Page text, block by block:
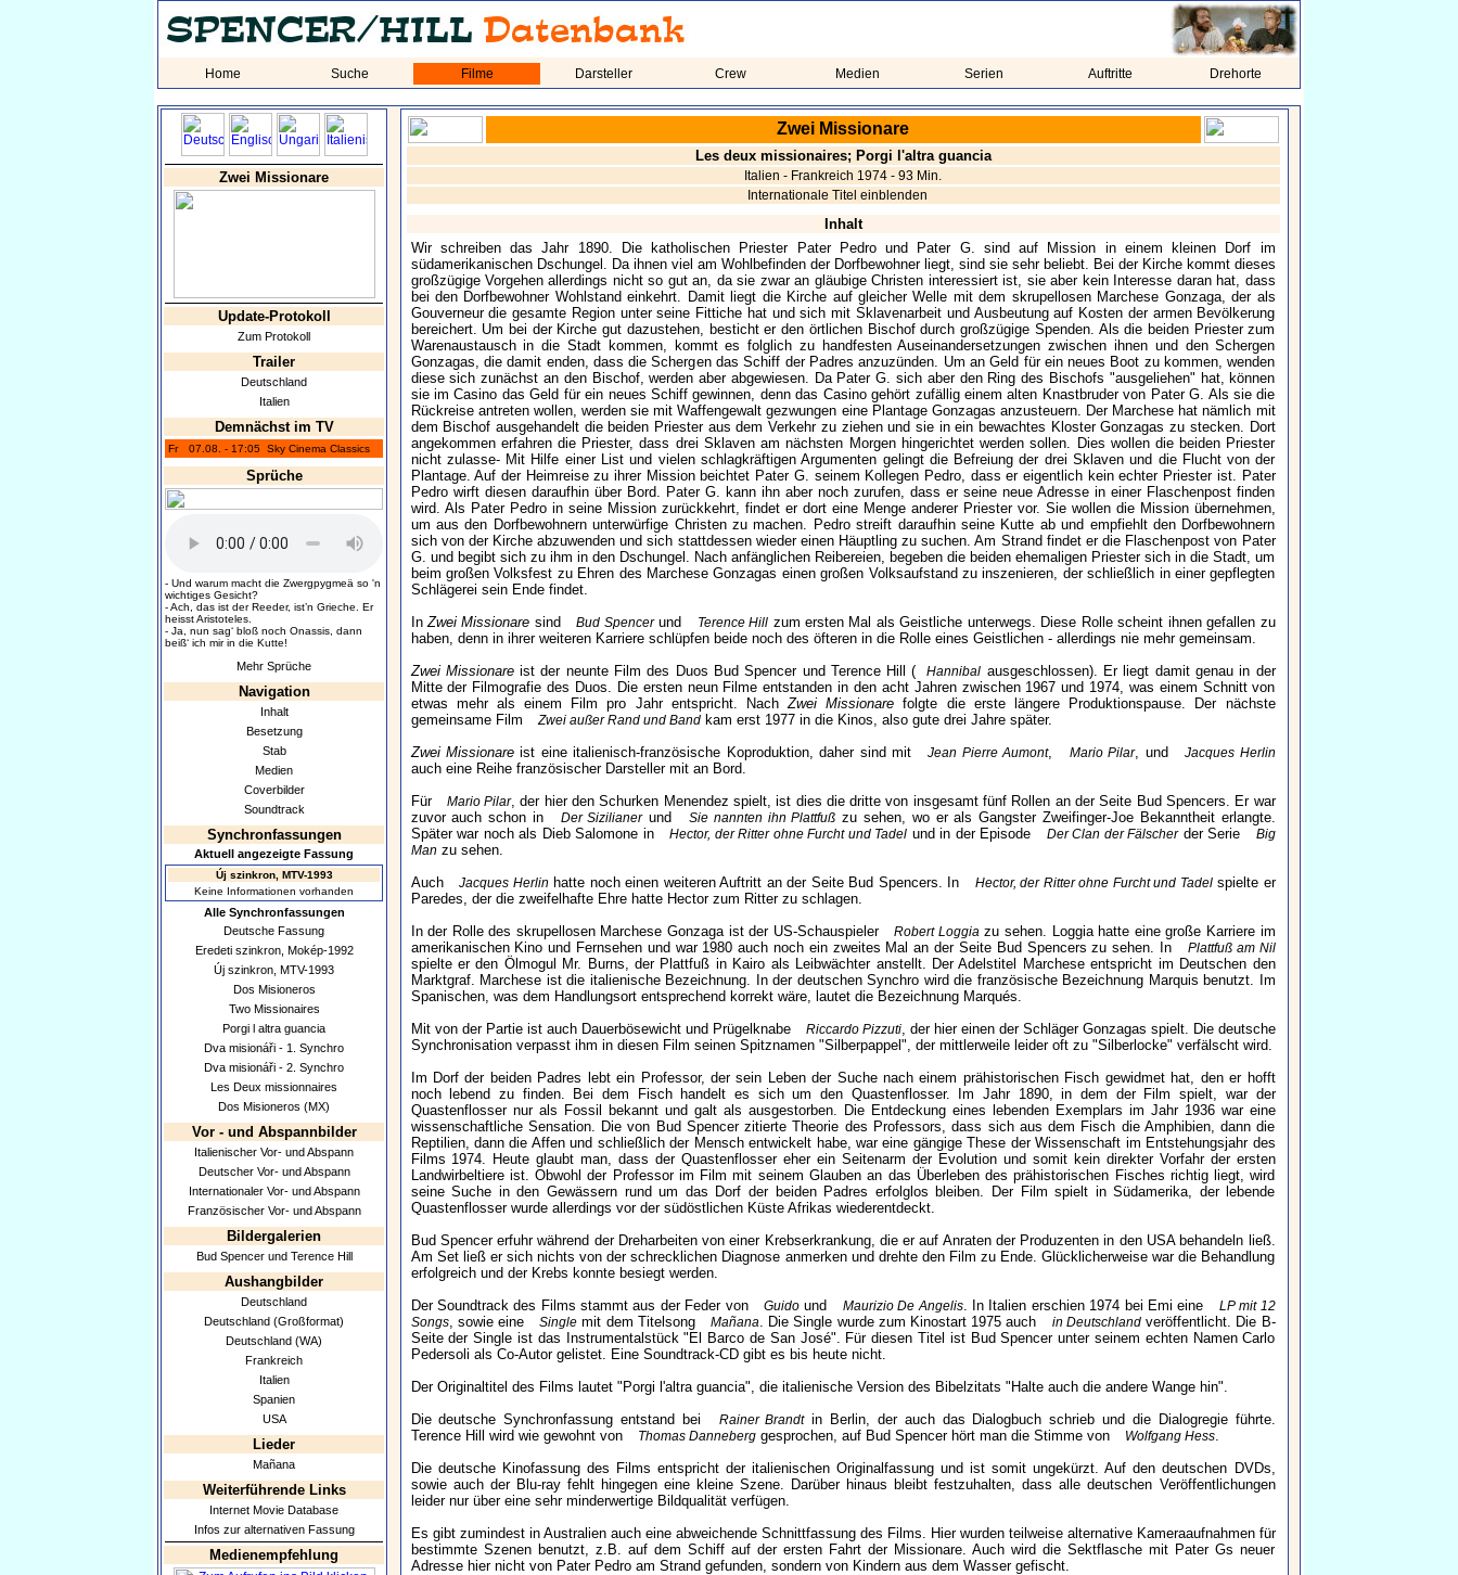
Home Suche Filme Darsteller Crew Medien Serien Auftritte Drehorte
Zwei Missionare
Update-Protokoll
Zum Protokoll
Trailer
Deutschland
Italien
Demnächst im TV
Fr 07.08. - 17:05 Sky Cinema Classics
Sprüche
- Und warum macht die Zwergpygmeä so 'n
wichtiges Gesicht?
- Ach, das ist der Reeder, ist’n Grieche. Er
heisst Aristoteles.
- Ja, nun sag‘ bloß noch Onassis, dann
beiß‘ ich mir in die Kutte!
Mehr Sprüche
Navigation
Inhalt
Besetzung
Stab
Medien
Coverbilder
Soundtrack
Synchronfassungen
Aktuell angezeigte Fassung
Új szinkron, MTV-1993
Keine Informationen vorhanden
Alle Synchronfassungen
Deutsche Fassung
Eredeti szinkron, Mokép-1992
Új szinkron, MTV-1993
Dos Misioneros
Two Missionaires
Porgi l altra guancia
Dva misionáři - 1. Synchro
Dva misionáři - 2. Synchro
Les Deux missionnaires
Dos Misioneros (MX)
Vor - und Abspannbilder
Italienischer Vor- und Abspann
Deutscher Vor- und Abspann
Internationaler Vor- und Abspann
Französischer Vor- und Abspann
Bildergalerien
Bud Spencer und Terence Hill
Aushangbilder
Deutschland
Deutschland (Großformat)
Deutschland (WA)
Frankreich
Italien
Spanien
USA
Lieder
Mañana
Weiterführende Links
Internet Movie Database
Infos zur alternativen Fassung
Medienempfehlung
Zwei Missionare
Les deux missionaires; Porgi l'altra guancia
Italien - Frankreich 1974 - 93 Min.
Internationale Titel einblenden
Inhalt
Wir schreiben das Jahr 1890. Die katholischen Priester Pater Pedro und Pater G. sind auf Mission in einem kleinen Dorf im
südamerikanischen Dschungel. Da ihnen viel am Wohlbefinden der Dorfbewohner liegt, sind sie sehr beliebt. Bei der Kirche kommt dieses
großzügige Vorgehen allerdings nicht so gut an, da sie zwar an gläubige Christen interessiert ist, sie aber kein Interesse daran hat, dass
bei den Dorfbewohner Wohlstand einkehrt. Damit liegt die Kirche auf gleicher Welle mit dem skrupellosen Marchese Gonzaga, der als
Gouverneur die gesamte Region unter seine Fittiche hat und sich mit Sklavenarbeit und Ausbeutung auf Kosten der armen Bevölkerung
bereichert. Um bei der Kirche gut dazustehen, besticht er den örtlichen Bischof durch großzügige Spenden. Als die beiden Priester zum
Warenaustausch in die Stadt kommen, kommt es folglich zu handfesten Auseinandersetzungen zwischen ihnen und den Schergen
Gonzagas, die damit enden, dass die Schergen das Schiff der Padres anzuzünden. Um an Geld für ein neues Boot zu kommen, wenden
diese sich zunächst an den Bischof, werden aber abgewiesen. Da Pater G. sich aber den Ring des Bischofs "ausgeliehen" hat, können
sie im Casino das Geld für ein neues Schiff gewinnen, denn das Casino gehört zufällig einem alten Knastbruder von Pater G. Als sie die
Rückreise antreten wollen, werden sie mit Waffengewalt gezwungen eine Plantage Gonzagas anzusteuern. Der Marchese hat nämlich mit
dem Bischof ausgehandelt die beiden Priester aus dem Verkehr zu ziehen und sie in ein bewachtes Kloster Gonzagas zu stecken. Dort
angekommen erfahren die Priester, dass drei Sklaven am nächsten Morgen hingerichtet werden sollen. Dies wollen die beiden Priester
nicht zulasse- Mit Hilfe einer List und vielen schlagkräftigen Argumenten gelingt die Befreiung der drei Sklaven und die Flucht von der
Plantage. Auf der Heimreise zu ihrer Mission beichtet Pater G. seinem Kollegen Pedro, dass er eigentlich kein echter Priester ist. Pater
Pedro wirft diesen daraufhin über Bord. Pater G. kann ihn aber noch zurufen, dass er seine neue Adresse in einer Flaschenpost finden
wird. Als Pater Pedro in seine Mission zurückkehrt, findet er dort eine Menge anderer Priester vor. Sie wollen die Mission übernehmen,
um aus den Dorfbewohnern unterwürfige Christen zu machen. Pedro streift daraufhin seine Kutte ab und empfiehlt den Dorfbewohnern
sich von der Kirche abzuwenden und sich stattdessen wieder einen Häuptling zu suchen. Am Strand findet er die Flaschenpost von Pater
G. und begibt sich zu ihm in den Dschungel. Nach anfänglichen Reibereien, begeben die beiden ehemaligen Priester sich in die Stadt, um
beim großen Volksfest zu Ehren des Marchese Gonzagas einen großen Volksaufstand zu inszenieren, der schließlich in einer gepflegten
Schlägerei sein Ende findet.
InZwei Missionare sind Bud Spencerund Terence Hill zum ersten Mal als Geistliche unterwegs. Diese Rolle scheint ihnen gefallen zu
haben, denn in ihrer weiteren Karriere schlüpfen beide noch des öfteren in die Rolle eines Geistlichen - allerdings nie mehr gemeinsam.
Zwei Missionareist der neunte Film des Duos Bud Spencer und Terence Hill ( Hannibal ausgeschlossen). Er liegt damit genau in der
Mitte der Filmografie des Duos. Die ersten neun Filme entstanden in den acht Jahren zwischen 1967 und 1974, was einem Schnitt von
etwas mehr als einem Film pro Jahr entspricht. NachZwei Missionare folgte die erste längere Produktionspause. Der nächste
gemeinsame Film
Zwei außer Rand und Bandkam erst 1977 in die Kinos, also gute drei Jahre später.
Zwei Missionareist eine italienisch-französische Koproduktion, daher sind mit Jean Pierre Aumont, Mario Pilar, und Jacques Herlin
auch eine Reihe französischer Darsteller mit an Bord.
Für
Mario Pilar, der hier den Schurken Menendez spielt, ist dies die dritte von insgesamt fünf Rollen an der Seite Bud Spencers. Er war
zuvor auch schon in
Der Sizilianerund Sie nannten ihn Plattfuß zu sehen, wo er als Gangster Zweifinger-Joe Bekanntheit erlangte.
Später war noch als Dieb Salomone in
Hector, der Ritter ohne Furcht und Tadel und in der Episode Der Clan der Fälscherder Serie
Big
Man zu sehen.
Auch
Jacques Herlin hatte noch einen weiteren Auftritt an der Seite Bud Spencers. In Hector, der Ritter ohne Furcht und Tadelspielte er
Paredes, der die zweifelhafte Ehre hatte Hector zum Ritter zu schlagen.
In der Rolle des skrupellosen Marchese Gonzaga ist der US-Schauspieler
Robert Loggiazu sehen. Loggia hatte eine große Karriere im
amerikanischen Kino und Fernsehen und war 1980 auch noch ein zweites Mal an der Seite Bud Spencers zu sehen. In
Plattfuß am Nil
spielte er den Ölmogul Mr. Burns, der Plattfuß in Kairo als Leibwächter anstellt. Der Adelstitel Marchese entspricht im Deutschen den
Marktgraf. Marchese ist die italienische Bezeichnung. In der deutschen Synchro wird die französische Bezeichnung Marquis benutzt. Im
Spanischen, was dem Handlungsort entsprechend korrekt wäre, lautet die Bezeichnung Marqués.
Mit von der Partie ist auch Dauerbösewicht und Prügelknabe
Riccardo Pizzuti, der hier einen der Schläger Gonzagas spielt. Die deutsche
Synchronisation verpasst ihm in diesen Film seinen Spitznamen "Silberpappel", der mittlerweile leider oft zu "Silberlocke" verfälscht wird.
Im Dorf der beiden Padres lebt ein Professor, der sein Leben der Suche nach einem prähistorischen Fisch gewidmet hat, den er hofft
noch lebend zu finden. Bei dem Fisch handelt es sich um den Quastenflosser. Im Jahr 1890, in dem der Film spielt, war der
Quastenflosser nur als Fossil bekannt und galt als ausgestorben. Die Entdeckung eines lebenden Exemplars im Jahr 1936 war eine
wissenschaftliche Sensation. Die von Bud Spencer zitierte Theorie des Professors, dass sich aus dem Fisch die Amphibien, dann die
Reptilien, dann die Affen und schließlich der Mensch entwickelt habe, war eine gängige These der Wissenschaft im Entstehungsjahr des
Films 1974. Heute glaubt man, dass der Quastenflosser eher ein Seitenarm der Evolution und somit kein direkter Vorfahr der ersten
Landwirbeltiere ist. Obwohl der Professor im Film mit seinem Glauben an das Überleben des prähistorischen Fisches richtig liegt, wird
seine Suche in den Gewässern rund um das Dorf der beiden Padres erfolglos bleiben. Der Film spielt in Südamerika, der lebende
Quastenflosser wurde allerdings vor der südöstlichen Küste Afrikas wiederentdeckt.
Bud Spencer erfuhr während der Dreharbeiten von einer Krebserkrankung, die er auf Anraten der Produzenten in den USA behandeln ließ.
Am Set ließ er sich nichts von der schrecklichen Diagnose anmerken und drehte den Film zu Ende. Glücklicherweise war die Behandlung
erfolgreich und der Krebs konnte besiegt werden.
Der Soundtrack des Films stammt aus der Feder von
Guido und Maurizio De Angelis. In Italien erschien 1974 bei Emi eine
LP mit 12
Songs, sowie eine Single mit dem Titelsong Mañana. Die Single wurde zum Kinostart 1975 auch in Deutschlandveröffentlicht. Die B-
Seite der Single ist das Instrumentalstück "El Barco de San José". Für diesen Titel ist Bud Spencer unter seinem echten Namen Carlo
Pedersoli als Co-Autor gelistet. Eine Soundtrack-CD gibt es bis heute nicht.
Der Originaltitel des Films lautet "Porgi l'altra guancia", die italienische Version des Bibelzitats "Halte auch die andere Wange hin".
Die deutsche Synchronfassung entstand bei
Rainer Brandtin Berlin, der auch das Dialogbuch schrieb und die Dialogregie führte.
Terence Hill wird wie gewohnt von
Thomas Danneberggesprochen, auf Bud Spencer hört man die Stimme von Wolfgang Hess.
Die deutsche Kinofassung des Films entspricht der italienischen Originalfassung und ist somit ungekürzt. Auf den deutschen DVDs,
sowie auch der Blu-ray fehlt hingegen eine kleine Szene. Darüber hinaus bleibt festzuhalten, dass alle deutschen Veröffentlichungen
leider nur über eine sehr minderwertige Bildqualität verfügen.
Es gibt zumindest in Australien auch eine abweichende Schnittfassung des Films. Hier wurden teilweise alternative Kameraaufnahmen für
bestimmte Szenen benutzt, z.B. auf dem Schiff auf der ersten Fahrt der Missionare. Auch wird die Sektflasche mit Pater Gs neuer
Adresse hier nicht von Pater Pedro am Strand gefunden, sondern von Kindern aus dem Wasser gefischt.